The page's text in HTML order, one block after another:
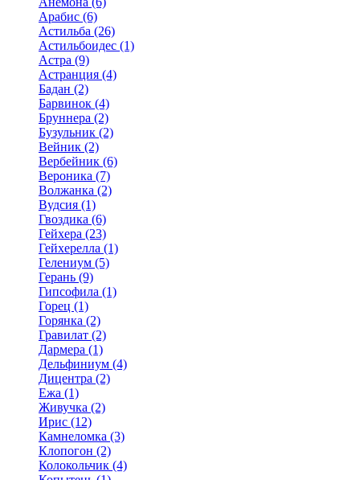
Арабис (6)
Астильба (26)
Астильбоидес (1)
Астра (9)
Астранция (4)
Бадан (2)
Барвинок (4)
Бруннера (2)
Бузульник (2)
Вейник (2)
Вербейник (6)
Вероника (7)
Волжанка (2)
Вудсия (1)
Гвоздика (6)
Гейхера (23)
Гейхерелла (1)
Гелениум (5)
Герань (9)
Гипсофила (1)
Горец (1)
Горянка (2)
Гравилат (2)
Дармера (1)
Дельфиниум (4)
Дицентра (2)
Ежа (1)
Живучка (2)
Ирис (12)
Камнеломка (3)
Клопогон (2)
Колокольчик (4)